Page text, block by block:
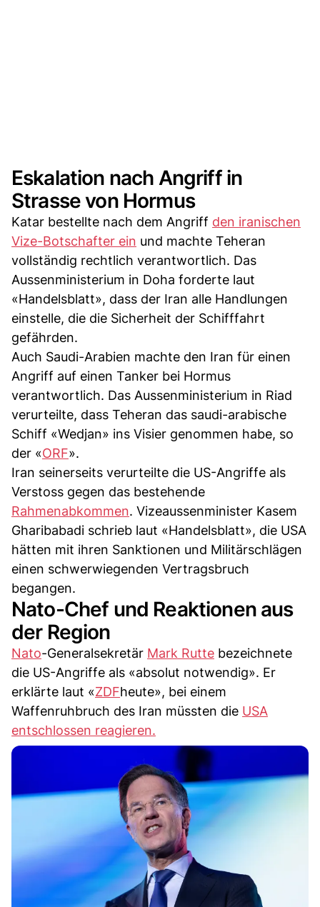
Eskalation nach Angriff in
Strasse von Hormus
Katar bestellte nach dem Angriff den iranischen
Vize-Botschafter ein und machte Teheran
vollständig rechtlich verantwortlich. Das
Aussenministerium in Doha forderte laut
«Handelsblatt», dass der Iran alle Handlungen
einstelle, die die Sicherheit der Schifffahrt
gefährden.
Auch Saudi-Arabien machte den Iran für einen
Angriff auf einen Tanker bei Hormus
verantwortlich. Das Aussenministerium in Riad
verurteilte, dass Teheran das saudi-arabische
Schiff «Wedjan» ins Visier genommen habe, so
der «ORF».
Iran seinerseits verurteilte die US-Angriffe als
Verstoss gegen das bestehende
Rahmenabkommen. Vizeaussenminister Kasem
Gharibabadi schrieb laut «Handelsblatt», die USA
hätten mit ihren Sanktionen und Militärschlägen
einen schwerwiegenden Vertragsbruch
begangen.
Nato-Chef und Reaktionen aus
der Region
Nato-Generalsekretär Mark Rutte bezeichnete
die US-Angriffe als «absolut notwendig». Er
erklärte laut «ZDFheute», bei einem
Waffenruhbruch des Iran müssten die USA
entschlossen reagieren.